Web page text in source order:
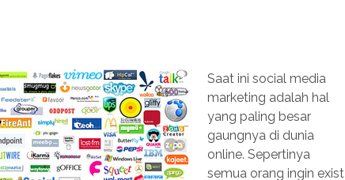
Saat ini social media
marketing adalah hal
yang paling besar
gaungnya di dunia
online. Sepertinya
semua orang ingin exist